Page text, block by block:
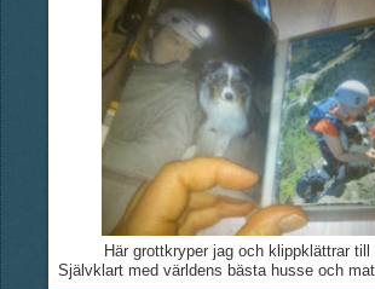
Här grottkryper jag och klippklättrar till
Självklart med världens bästa husse och